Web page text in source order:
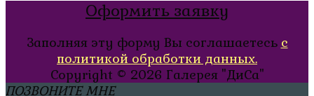
Оформить заявку
Заполняя эту форму Вы соглашаетесь с
политикой обработки данных.
Copyright © 2026 Галерея "ДиСа"
ПОЗВОНИТЕ МНЕ